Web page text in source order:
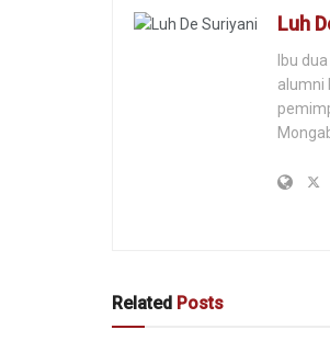
Luh
Ibu
alumni
Related Posts